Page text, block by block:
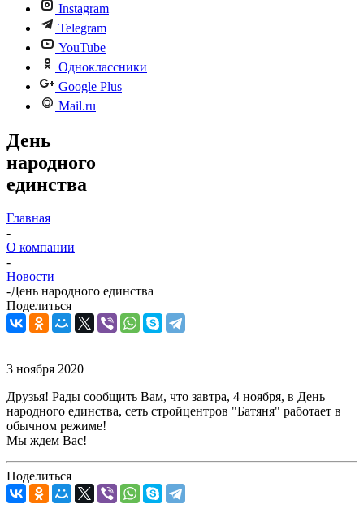
Instagram
Telegram
YouTube
Одноклассники
Google Plus
Mail.ru
День
народного
единства
Главная
-
О компании
-
Новости
-День народного единства
Поделиться
3 ноября 2020
Друзья! Рады сообщить Вам, что завтра, 4 ноября, в День
народного единства, сеть стройцентров "Батяня" работает в
обычном режиме!
Мы ждем Вас!
Поделиться